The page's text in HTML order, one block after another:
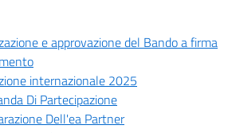
e approvazione del Bando a firma
internazionale 2025
Di Partecipazione
Dell'ea Partner